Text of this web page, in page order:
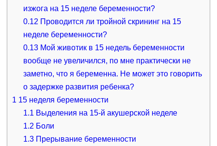
изжога на 15 неделе беременности?
0.12 Проводится ли тройной скрининг на 15
неделе беременности?
0.13 Мой животик в 15 недель беременности
вообще не увеличился, по мне практически не
заметно, что я беременна. Не может это говорить
о задержке развития ребенка?
1 15 неделя беременности
1.1 Выделения на 15-й акушерской неделе
1.2 Боли
1.3 Прерывание беременности